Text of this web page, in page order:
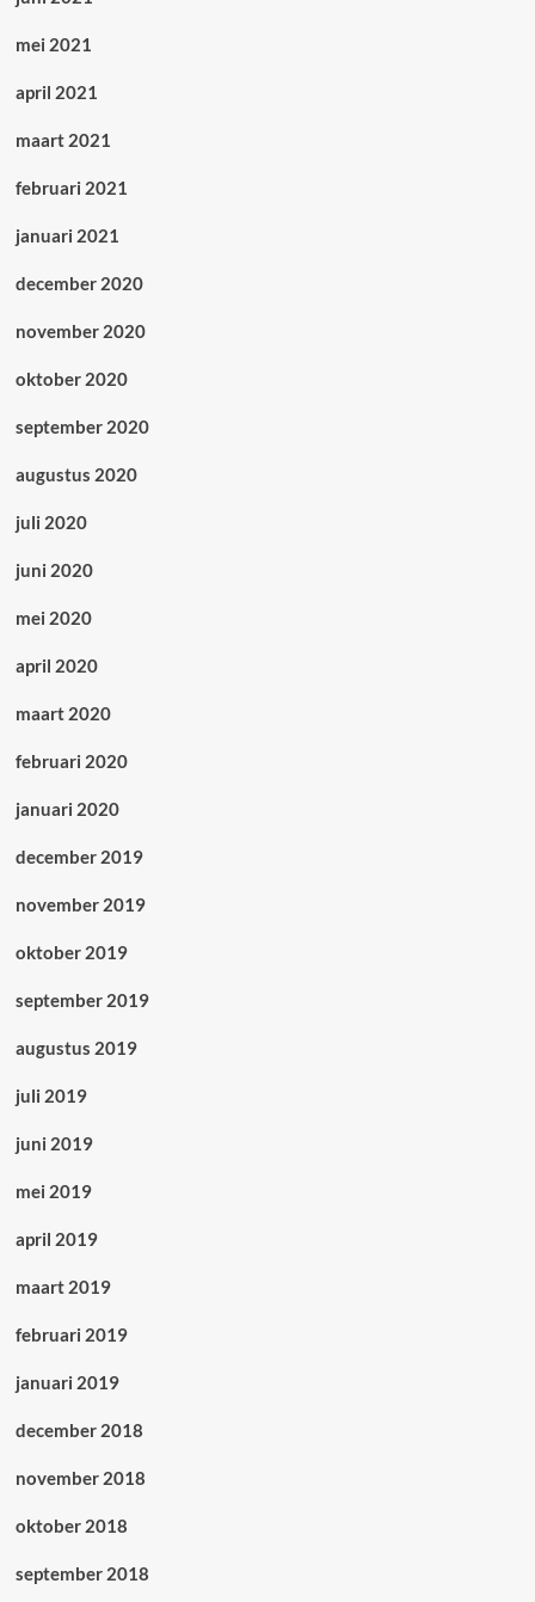
mei 2021
april 2021
maart 2021
februari 2021
januari 2021
december 2020
november 2020
oktober 2020
september 2020
augustus 2020
juli 2020
juni 2020
mei 2020
april 2020
maart 2020
februari 2020
januari 2020
december 2019
november 2019
oktober 2019
september 2019
augustus 2019
juli 2019
juni 2019
mei 2019
april 2019
maart 2019
februari 2019
januari 2019
december 2018
november 2018
oktober 2018
september 2018